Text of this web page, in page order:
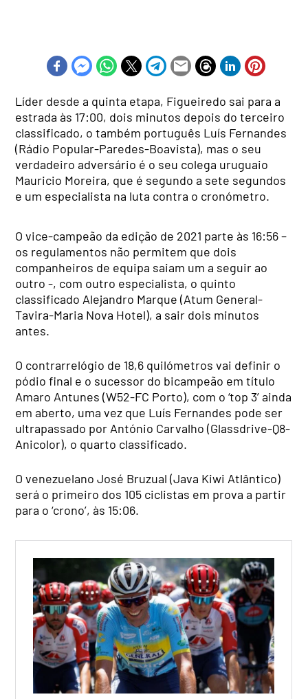
Líder desde a quinta etapa, Figueiredo sai para a
estrada às 17:00, dois minutos depois do terceiro
classificado, o também português Luís Fernandes
(Rádio Popular-Paredes-Boavista), mas o seu
verdadeiro adversário é o seu colega uruguaio
Mauricio Moreira, que é segundo a sete segundos
e um especialista na luta contra o cronómetro.
O vice-campeão da edição de 2021 parte às 16:56 –
os regulamentos não permitem que dois
companheiros de equipa saiam um a seguir ao
outro -, com outro especialista, o quinto
classificado Alejandro Marque (Atum General-
Tavira-Maria Nova Hotel), a sair dois minutos
antes.
O contrarrelógio de 18,6 quilómetros vai definir o
pódio final e o sucessor do bicampeão em título
Amaro Antunes (W52-FC Porto), com o ‘top 3’ ainda
em aberto, uma vez que Luís Fernandes pode ser
ultrapassado por António Carvalho (Glassdrive-Q8-
Anicolor), o quarto classificado.
O venezuelano José Bruzual (Java Kiwi Atlântico)
será o primeiro dos 105 ciclistas em prova a partir
para o ‘crono’, às 15:06.